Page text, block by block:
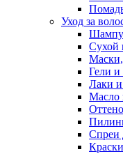
Уход за
Сухой
Маски,
Гели и
Лаки и
Масло
Спреи